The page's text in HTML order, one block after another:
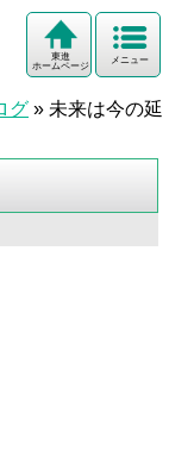
メニュー
東進
ホームページ
グ » 未来は今の延